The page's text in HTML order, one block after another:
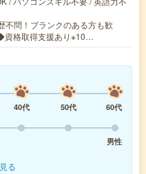
問！ブランクのある方も歓
格取得支援あり※10…
40代 50代
60代
男性
る